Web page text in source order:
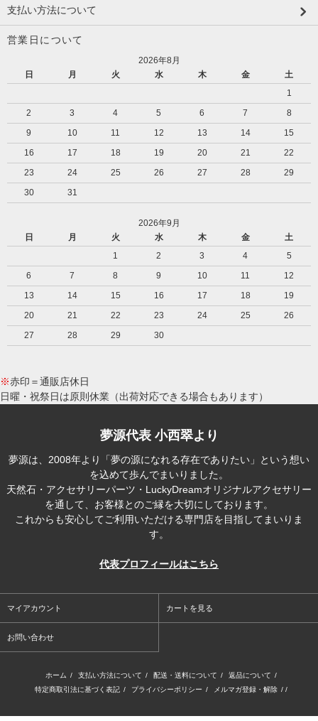
支払い方法について
営業日について
2026年8月
日
月 火 水 木 金
土
1
2
3 4 5 6 7
8
9
10 11 12 13 14
15
16
17 18 19 20 21
22
23
24 25 26 27 28
29
30
31
2026年9月
日
月 火 水 木 金
土
1
2 3 4
5
6
7 8 9 10 11
12
13
14 15 16 17 18
19
20
21 22 23 24 25
26
27
28 29 30
※赤印＝通販店休日
日曜・祝祭日は原則休業（出荷対応できる場合もあります）
夢源代表 小西翠より
夢源は、2008年より「夢の源になれる存在でありたい」という想い
を込めて歩んでまいりました。
天然石・アクセサリーパーツ・LuckyDreamオリジナルアクセサリー
を通して、お客様とのご縁を大切にしております。
これからも安心してご利用いただける専門店を目指してまいりま
す。
代表プロフィールはこちら
マイアカウント カートを見る
お問い合わせ
ホーム / 支払い方法について / 配送・送料について / 返品について /
特定商取引法に基づく表記 / プライバシーポリシー / メルマガ登録・解除 / /